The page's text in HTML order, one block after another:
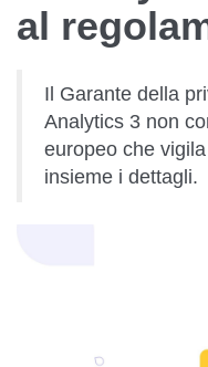
al
Il Garante della
Analytics 3 non
europeo che
insieme i dettagli.